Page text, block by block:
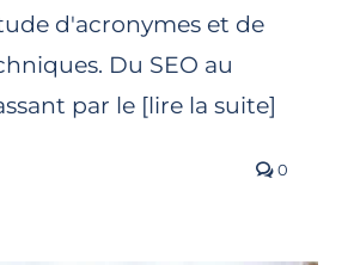
d'acronymes et de
Du SEO au
par le [lire la suite]
0